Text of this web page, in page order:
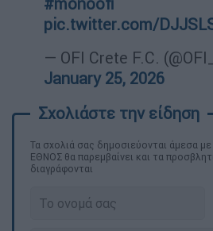
pic.twitter.com/
— OFI Crete F.C.
January 25, 2026
Τα σχολιά σας δημοσιεύονται άμεσα
ΕΘΝΟΣ θα παρεμβαίνει και τα
διαγράφονται